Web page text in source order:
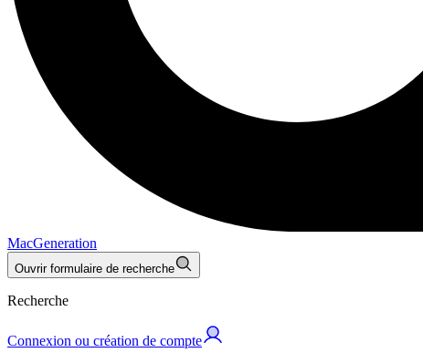
MacGeneration
Ouvrir formulaire de recherche
Recherche
Connexion ou création de compte